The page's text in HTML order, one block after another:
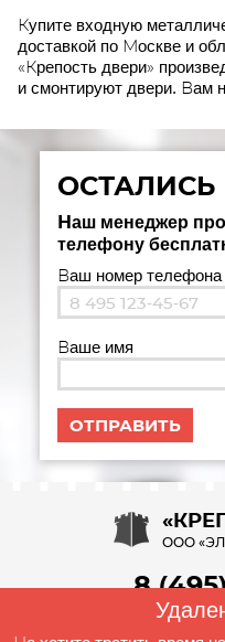
Купите входную
доставкой по Москве и
«Крепость двери»
и смонтируют двери. Вам
Наш менеджер
телефону
Ваш номер телефона
Ваше имя
ООО
8